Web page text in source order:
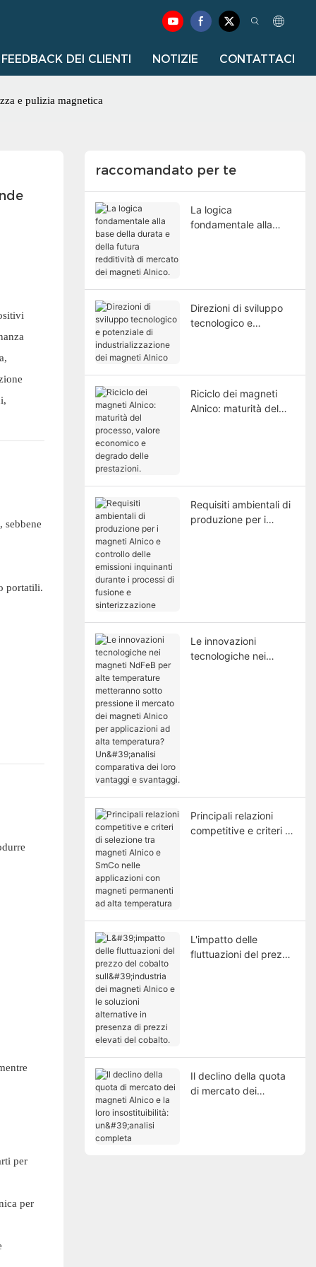
FEEDBACK DEI CLIENTI NOTIZIE CONTATTACI
e pulizia magnetica
sebbene
portatili.
per
per
raccomandato per te
La logica
fondamentale alla
Direzioni di sviluppo
tecnologico e
Riciclo dei magneti
Alnico: maturità del
Requisiti ambientali di
produzione per i
Le innovazioni
tecnologiche nei
Principali relazioni
competitive e criteri di
L'impatto delle
fluttuazioni del prezzo
Il declino della quota
di mercato dei